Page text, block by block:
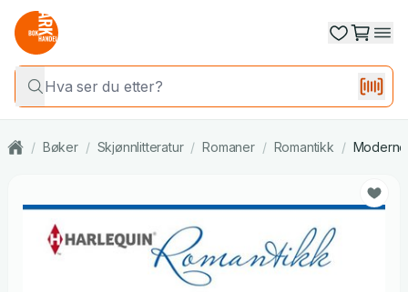
/ Bøker / Skjønnlitteratur / Romaner / Romantikk /